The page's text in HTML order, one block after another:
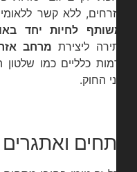
ללא קשר
לחיות יחד באותה
ליצירתמרחב אזרחי
כלליים כמו שלטון
החוק.
ואתגרים